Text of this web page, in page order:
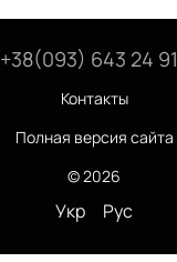
+38(093) 643 24 91
Контакты
Полная версия сайта
© 2026
Укр Рус